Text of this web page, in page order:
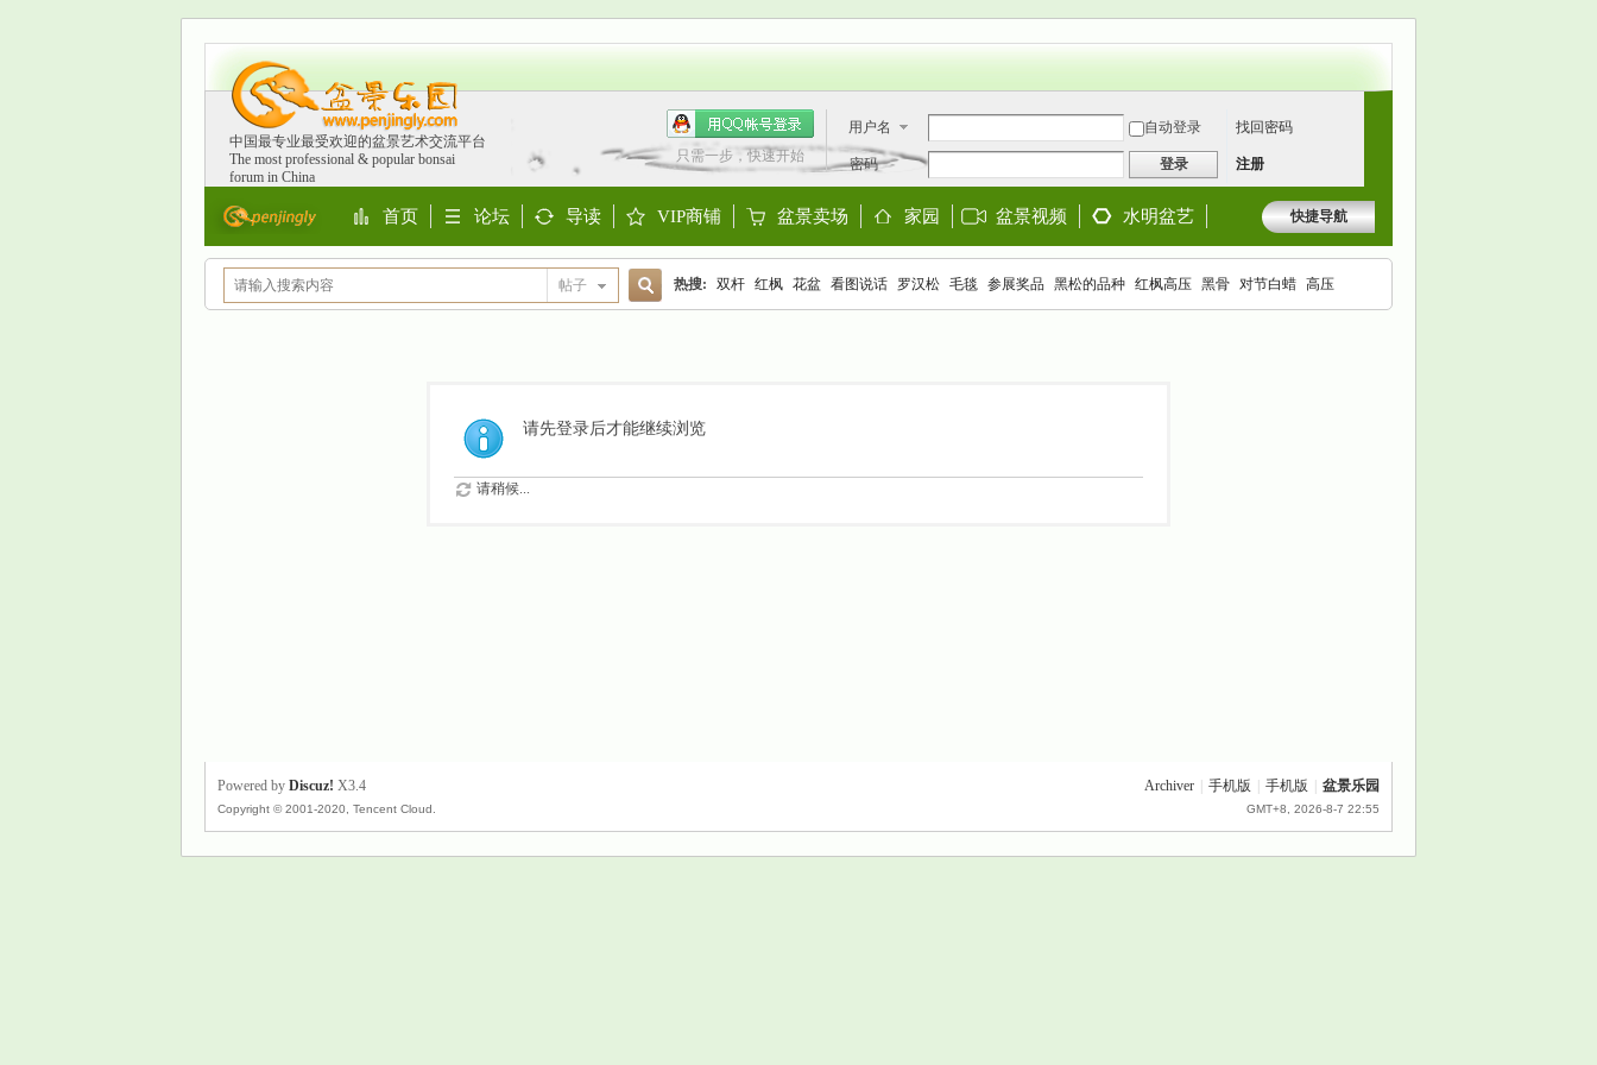
中国最专业最受欢迎的盆景艺术交流平台
The most professional & popular bonsai
forum in China
用户名 自动登录 找回密码
密码 登录 注册
只需一步，快速开始
快捷导航
首页 论坛 导读 VIP商铺 盆景卖场 家园 盆景视频 水明盆艺
帖子
索
热搜: 双杆 红枫 花盆 看图说话 罗汉松 毛毯 参展奖品 黑松的品种 红枫高压 黑骨 对节白蜡 高压
请先登录后才能继续浏览
请稍候...
Archiver 手机版 手机版 盆景乐园
GMT+8, 2026-8-7 22:55
Powered by Discuz! X3.4
Copyright © 2001-2020, Tencent Cloud.